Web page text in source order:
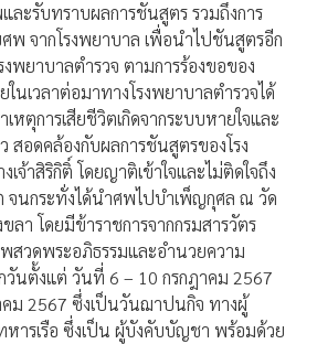
ละรับทราบผลการชันสูตร รวมถึงการ
พ จากโรงพยาบาล เพื่อนำไปชันสูตรอีก
พยาบาลตำรวจ ตามการร้องขอของ
ในเวลาต่อมาทางโรงพยาบาลตำรวจได้
หตุการเสียชีวิตเกิดจากระบบหายใจและ
สอดคล้องกับผลการชันสูตรของโรง
จ้าสิริกิติ์ โดยญาติเข้าใจและไม่ติดใจถึง
จนกระทั่งได้นำศพไปบำเพ็ญกุศล ณ วัด
ลา โดยมีข้าราชการจากกรมสารวัตร
สวดพระอภิธรรมและอำนวยความ
วันตั้งแต่ วันที่ 6 – 10 กรกฎาคม 2567
ม 2567 ซึ่งเป็นวันฌาปนกิจ ทางผู้
หารเรือ ซึ่งเป็น ผู้บังคับบัญชา พร้อมด้วย